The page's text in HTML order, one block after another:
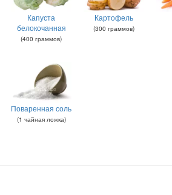
Капуста
белокочанная
(400 граммов)
Картофель
(300 граммов)
Поваренная соль
(1 чайная ложка)